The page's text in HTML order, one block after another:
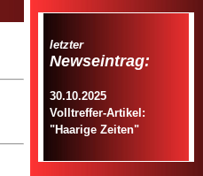
letzter
Newseintrag:
30.10.2025
Volltreffer-Artikel:
"Haarige Zeiten"